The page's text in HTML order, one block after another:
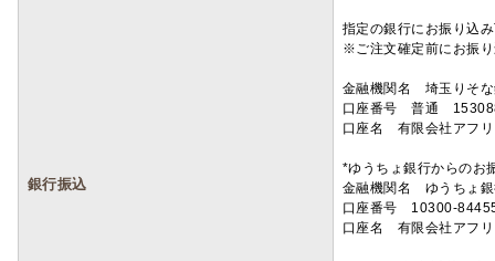
銀行振込
指定の銀行にお振り込
※ご注文確定前にお振
金融機関名 埼玉りそ
口座番号 普通
口座名 有限会社アフ
*ゆうちょ銀行からのお
金融機関名 ゆうちょ
口座番号 10300-
口座名 有限会社アフ